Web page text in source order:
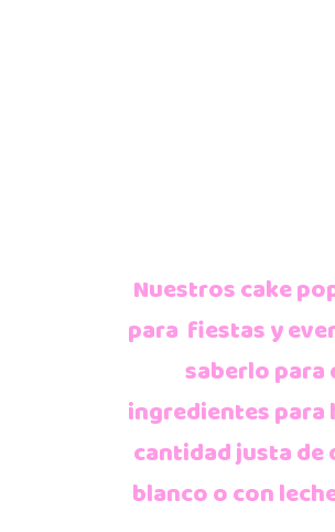
Nuestros cake
para fiestas y
saberlo para
ingredientes para
cantidad justa de
blanco o con